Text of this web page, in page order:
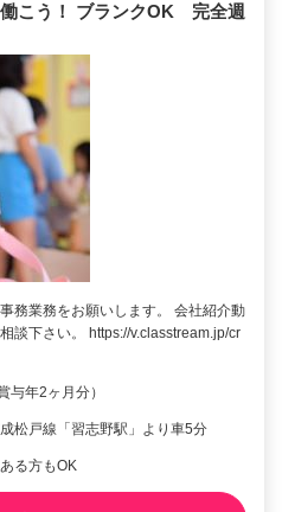
こう！ ブランクOK 完全週
務業務をお願いします。 会社紹介動
談下さい。 https://v.classtream.jp/cr
与年2ヶ月分）
松戸線「習志野駅」より車5分
る方もOK